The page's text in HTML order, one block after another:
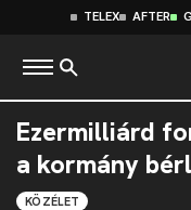
TELEX AFTER
Ezermilliárd
a kormány
KÖZÉLET